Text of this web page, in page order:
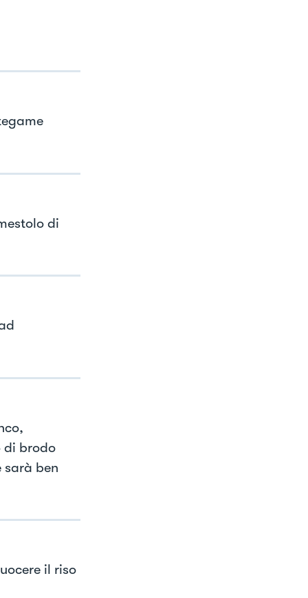
di
di brodo
ben
il riso